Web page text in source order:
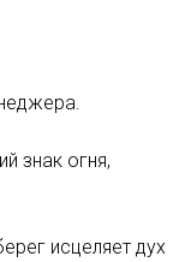
знак огня,
исцеляет дух